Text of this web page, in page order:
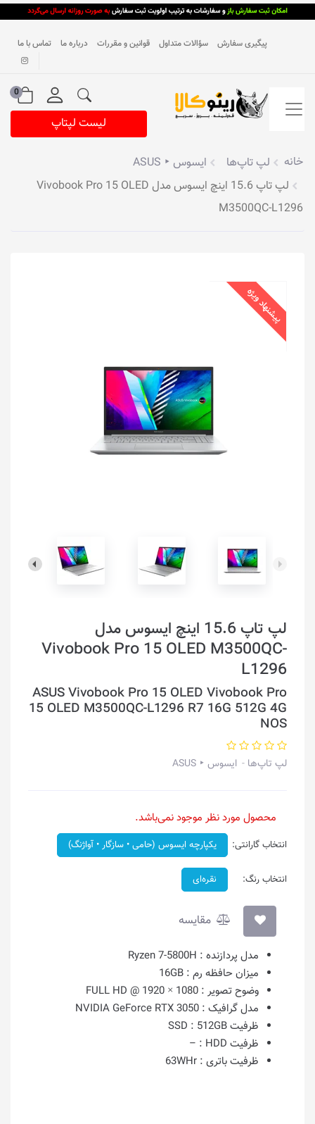
پیگیری سفارش سؤالات متداول قوانین و مقررات درباره ما تماس با ما
0
لیست لپتاپ
خانه لپ تاپ‌ها
ایسوس ‣ ASUS
لپ تاپ 15.6 اینچ ایسوس مدل Vivobook Pro 15 OLED
M3500QC-L1296
پیشنهاد ویژه
لپ تاپ 15.6 اینچ ایسوس مدل
Vivobook Pro 15 OLED M3500QC-
L1296
ASUS Vivobook Pro 15 OLED Vivobook Pro
15 OLED M3500QC-L1296 R7 16G 512G 4G
NOS
لپ تاپ‌ها ایسوس ‣ ASUS
محصول مورد نظر موجود نمی‌باشد.
انتخاب گارانتی: یکپارچه ایسوس (حامی • سازگار • آواژنگ)
انتخاب رنگ: نقره‌ای
مقایسه
مدل پردازنده : Ryzen 7-5800H
میزان حافظه رم : 16GB
وضوح تصویر : 1080 × 1920 @ FULL HD
مدل گرافیک : NVIDIA GeForce RTX 3050
ظرفیت SSD :512GB
ظرفیت HDD :
–
ظرفیت باتری : 63WHr